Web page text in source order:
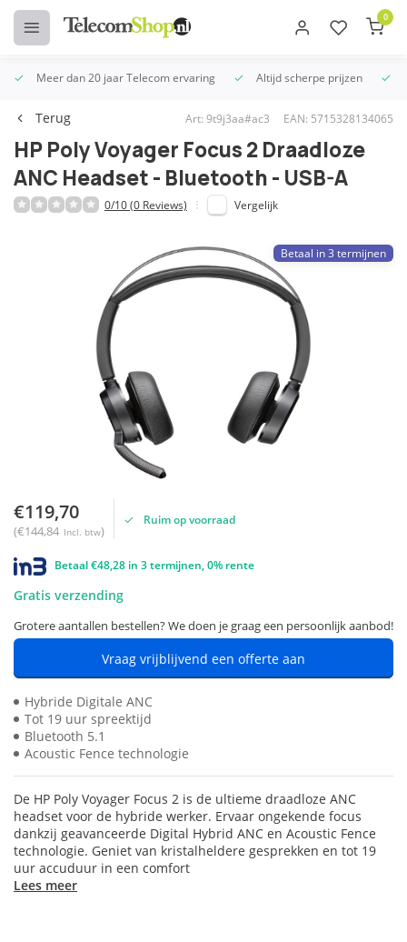
0
Meer dan 20 jaar Telecom ervaring Altijd scherpe prijzen
Terug Art: 9t9j3aa#ac3 EAN: 5715328134065
HP Poly Voyager Focus 2 Draadloze
ANC Headset - Bluetooth - USB-A
0/10 (0 Reviews) Vergelijk
Betaal in 3 termijnen
€119,70
(€144,84 Incl. btw)
Ruim op voorraad
Betaal €48,28 in 3 termijnen, 0% rente
Gratis verzending
Grotere aantallen bestellen? We doen je graag een persoonlijk aanbod!
Vraag vrijblijvend een offerte aan
Hybride Digitale ANC
Tot 19 uur spreektijd
Bluetooth 5.1
Acoustic Fence technologie
De HP Poly Voyager Focus 2 is de ultieme draadloze ANC
headset voor de hybride werker. Ervaar ongekende focus
dankzij geavanceerde Digital Hybrid ANC en Acoustic Fence
technologie. Geniet van kristalheldere gesprekken en tot 19
uur accuduur in een comfort
Lees meer